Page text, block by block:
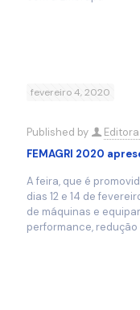
fevereiro 4, 2020
Published by
FEMAGRI 2020
A feira, que é
dias 12 e 14 de
de máquinas e
performance,